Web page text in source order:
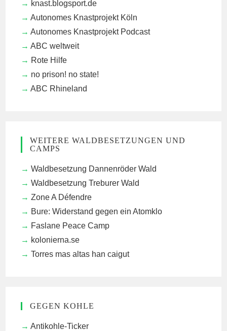
knast.blogsport.de
Autonomes Knastprojekt Köln
Autonomes Knastprojekt Podcast
ABC weltweit
Rote Hilfe
no prison! no state!
ABC Rhineland
WEITERE WALDBESETZUNGEN UND
CAMPS
Waldbesetzung Dannenröder Wald
Waldbesetzung Treburer Wald
Zone A Défendre
Bure: Widerstand gegen ein Atomklo
Faslane Peace Camp
kolonierna.se
Torres mas altas han caigut
GEGEN KOHLE
Antikohle-Ticker